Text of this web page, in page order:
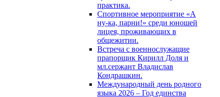
практика.
Спортивное мероприятие «А
ну-ка, парни!» среди юношей
лицея, проживающих в
общежитии.
Встреча с военнослужащие
прапорщик Кирилл Доля и
мл.сержант Владислав
Кондрашкин.
Международный день родного
языка 2026 – Год единства